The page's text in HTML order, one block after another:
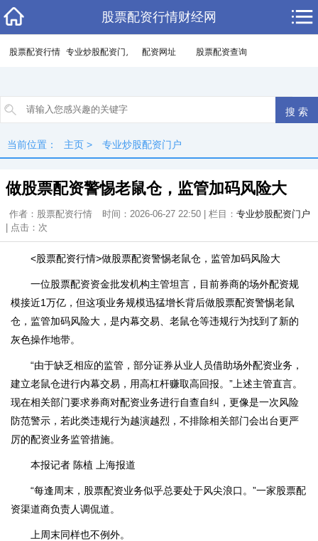
股票配资行情财经网
股票配资行情 专业炒股配资门户 配资网址 股票配资查询
当前位置： 主页 > 专业炒股配资门户
做股票配资警惕老鼠仓，监管加码风险大
作者：股票配资行情 时间：2026-06-27 22:50 | 栏目： 专业炒股配资门户
| 点击： 次
<股票配资行情>做股票配资警惕老鼠仓，监管加码风险大
一位股票配资资金批发机构主管坦言，目前券商的场外配资规
模接近1万亿，但这项业务规模迅猛增长背后做股票配资警惕老鼠
仓，监管加码风险大，是内幕交易、老鼠仓等违规行为找到了新的
灰色操作地带。
“由于缺乏相应的监管，部分证券从业人员借助场外配资业务，
建立老鼠仓进行内幕交易，用高杠杆赚取高回报。”上述主管直言。
现在相关部门要求券商对配资业务进行自查自纠，更像是一次风险
防范警示，若此类违规行为越演越烈，不排除相关部门会出台更严
厉的配资业务监管措施。
本报记者 陈植 上海报道
“每逢周末，股票配资业务似乎总要处于风尖浪口。”一家股票配
资渠道商负责人调侃道。
上周末同样也不例外。